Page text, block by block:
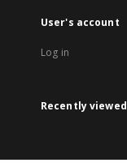
User's account
Log in
Recently viewed